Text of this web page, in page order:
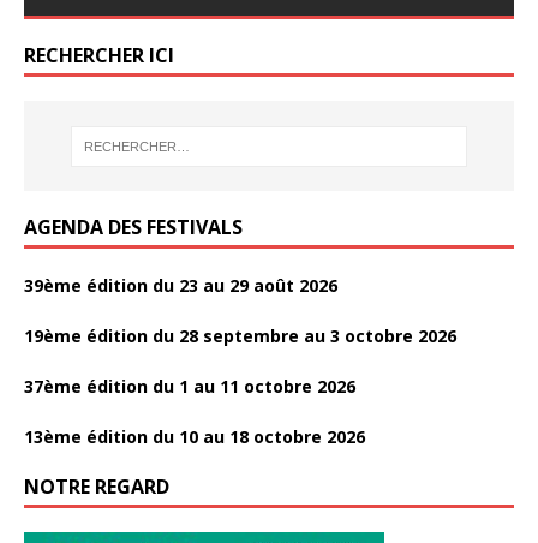
e
b
o
itt
er
ta
o
k
o
k
k
RECHERCHER ICI
AGENDA DES FESTIVALS
39ème édition du 23 au 29 août 2026
19ème édition du 28 septembre au 3 octobre 2026
37ème édition du 1 au 11 octobre 2026
13ème édition du 10 au 18 octobre 2026
NOTRE REGARD